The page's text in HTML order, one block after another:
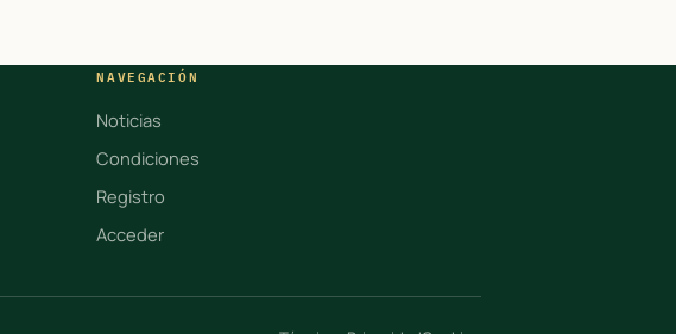
NAVEGACIÓN
Noticias
Condiciones
Registro
Acceder